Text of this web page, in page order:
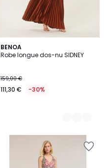
BENOA
Robe longue dos-nu SIDNEY
159,00 €
111,30 € -30%
3
Couleurs